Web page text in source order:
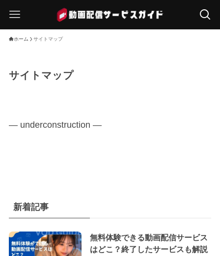
ホーム サイトマップ
サイトマップ
— underconstruction —
新着記事
無料体験できる動画配信サービス
はどこ？終了したサービスも解説